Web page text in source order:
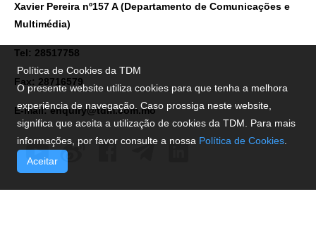
Xavier Pereira nº157 A (Departamento de Comunicações e
Multimédia)
Tel: 28517758
Fax: 28716579
E-mail:enquiry@tdm.com.mo
Política de Cookies da TDM
O presente website utiliza cookies para que tenha a melhora
experiência de navegação. Caso prossiga neste website,
significa que aceita a utilização de cookies da TDM. Para mais
informações, por favor consulte a nossa Política de Cookies
Aceitar